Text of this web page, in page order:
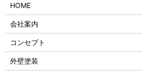
HOME
会社案内
コンセプト
外壁塗装